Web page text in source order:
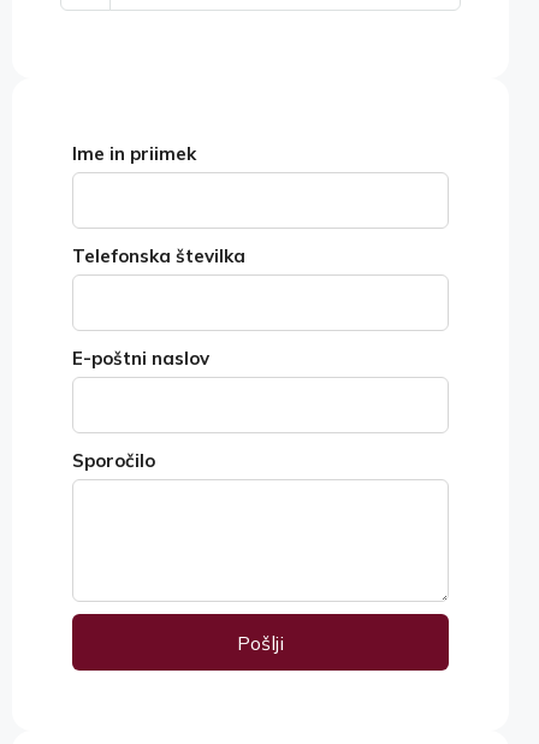
Ime in priimek
Telefonska številka
E-poštni naslov
Sporočilo
Pošlji